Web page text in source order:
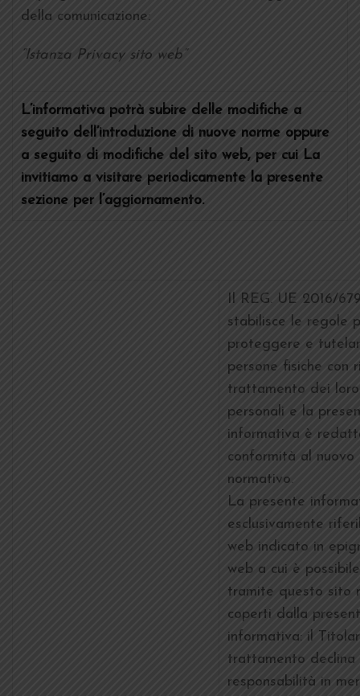
della comunicazione:
“Istanza Privacy sito web”
L’informativa potrà subire delle modifiche a
seguito dell’introduzione di nuove norme oppure
a seguito di modifiche del sito web, per cui La
invitiamo a visitare periodicamente la presente
sezione per l’aggiornamento.
Il REG. UE 2016/
stabilisce le regole
proteggere e
persone fisiche con
trattamento dei
personali e la
informativa è
conformità al
normativo.
La presente
esclusivamente
web indicato in
web a cui è
tramite questo sito
coperti dalla
informativa: il
trattamento declina
responsabilità in